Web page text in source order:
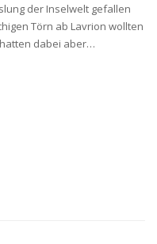
der Inselwelt gefallen
Törn ab Lavrion wollten
dabei aber…